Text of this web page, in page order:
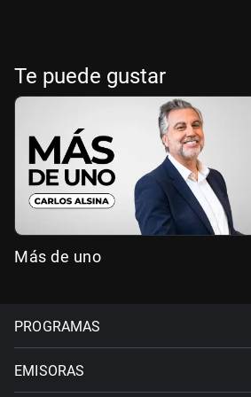
Te puede gustar
Más de uno
PROGRAMAS
EMISORAS